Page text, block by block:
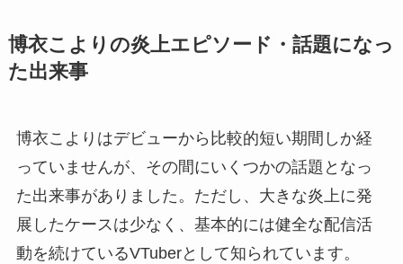
博衣こよりの炎上エピソード・話題になっ
た出来事
博衣こよりはデビューから比較的短い期間しか経
っていませんが、その間にいくつかの話題となっ
た出来事がありました。ただし、大きな炎上に発
展したケースは少なく、基本的には健全な配信活
動を続けているVTuberとして知られています。